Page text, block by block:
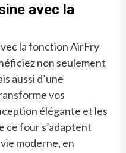
avec la
la fonction AirFry
non seulement
aussi d’une
vos
élégante et les
ce four s’adaptent
moderne, en